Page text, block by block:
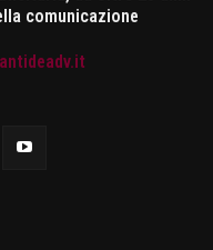
comunicazione